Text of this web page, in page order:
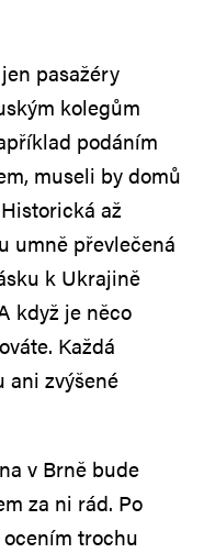
pasažéry
kolegům
podáním
museli by domů
až
umně převlečená
k Ukrajině
když je něco
Každá
ani zvýšené
v Brně bude
za ni rád. Po
trochu